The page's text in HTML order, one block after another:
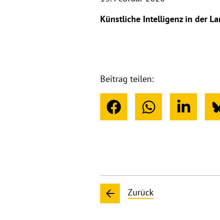
Künstliche Intelligenz in der
Beitrag teilen:
Zurück